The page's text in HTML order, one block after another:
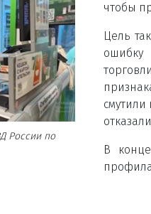
России по
чтобы
Цель
В